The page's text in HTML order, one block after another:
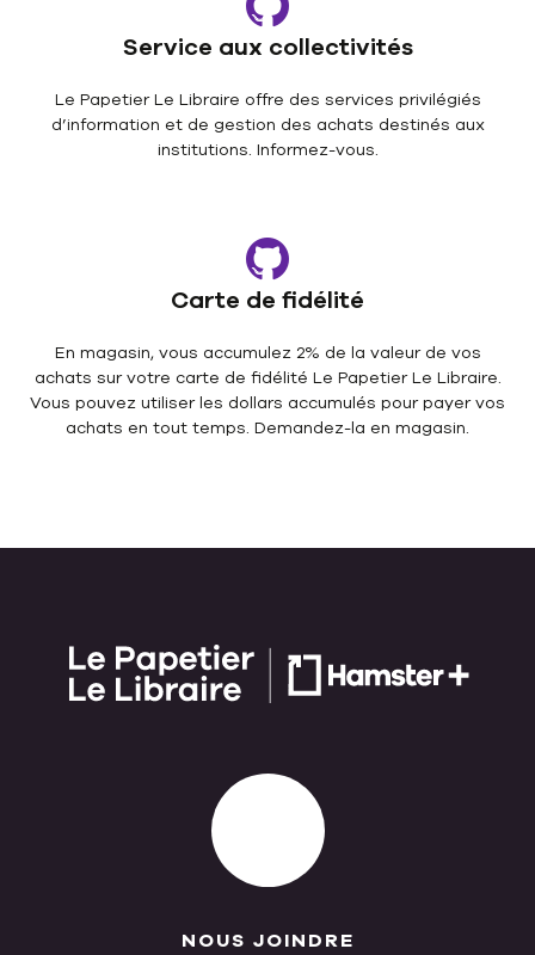
Service aux collectivités
Le Papetier Le Libraire offre des services privilégiés
d’information et de gestion des achats destinés aux
institutions. Informez-vous.
Carte de fidélité
En magasin, vous accumulez 2% de la valeur de vos
achats sur votre carte de fidélité Le Papetier Le Libraire.
Vous pouvez utiliser les dollars accumulés pour payer vos
achats en tout temps. Demandez-la en magasin.
NOUS JOINDRE